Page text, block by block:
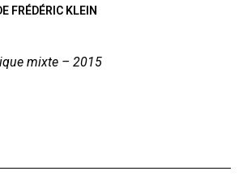
FRÉDÉRIC KLEIN
mixte – 2015